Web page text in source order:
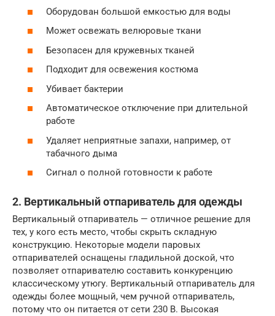
Оборудован большой емкостью для воды
Может освежать велюровые ткани
Безопасен для кружевных тканей
Подходит для освежения костюма
Убивает бактерии
Автоматическое отключение при длительной
работе
Удаляет неприятные запахи, например, от
табачного дыма
Сигнал о полной готовности к работе
2. Вертикальный отпариватель для одежды
Вертикальный отпариватель — отличное решение для
тех, у кого есть место, чтобы скрыть складную
конструкцию. Некоторые модели паровых
отпаривателей оснащены гладильной доской, что
позволяет отпаривателю составить конкуренцию
классическому утюгу. Вертикальный отпариватель для
одежды более мощный, чем ручной отпариватель,
потому что он питается от сети 230 В. Высокая